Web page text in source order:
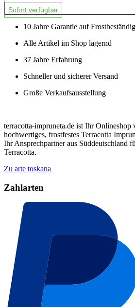
Sofort verfügbar
10 Jahre Garantie auf
Alle Artikel im Shop lagernd
37 Jahre Erfahrung
Schneller und sicherer Versand
Große Verkaufsausstellung
terracotta-impruneta.de ist Ihr Onlineshop
hochwertiges, frostfestes Terracotta
Ihr Ansprechpartner aus Süddeutschland
Terracotta.
Zu arte toskana
Zahlarten